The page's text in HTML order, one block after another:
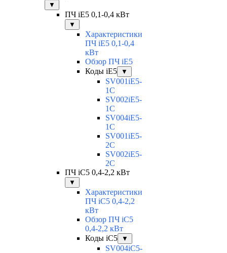
▼
ПЧ iE5 0,1-0,4 кВт
▼
Характеристики
ПЧ iE5 0,1-0,4
кВт
Обзор ПЧ iE5
Коды iE5
▼
SV001iE5-
1C
SV002iE5-
1C
SV004iE5-
1C
SV001iE5-
2C
SV002iE5-
2C
ПЧ iC5 0,4-2,2 кВт
▼
Характеристики
ПЧ iC5 0,4-2,2
кВт
Обзор ПЧ iC5
0,4-2,2 кВт
Коды iC5
▼
SV004iC5-